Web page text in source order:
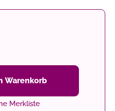
Warenkorb
Merkliste